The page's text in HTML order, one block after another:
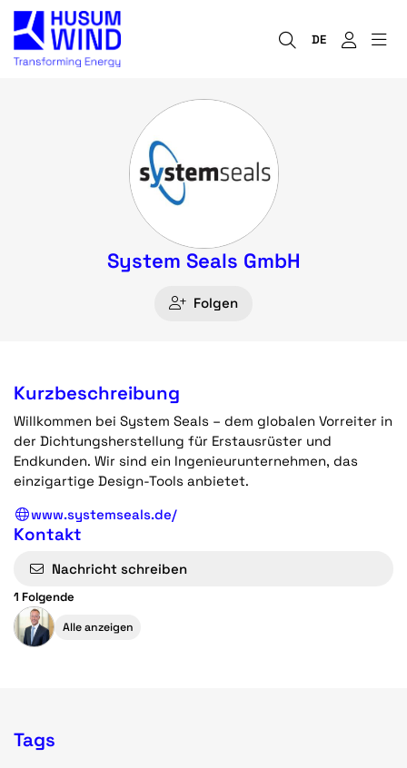
DE
System Seals GmbH
Folgen
Kurzbeschreibung
Willkommen bei System Seals – dem globalen Vorreiter in
der Dichtungsherstellung für Erstausrüster und
Endkunden. Wir sind ein Ingenieurunternehmen, das
einzigartige Design-Tools anbietet.
www.systemseals.de/
Kontakt
Nachricht schreiben
1 Folgende
Alle anzeigen
Tags